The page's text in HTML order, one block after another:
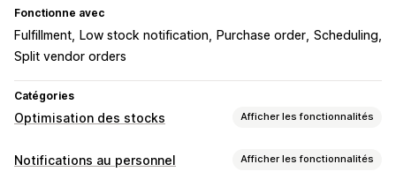
Fonctionne avec
Fulfillment Low stock notification Purchase order Scheduling
Split vendor orders
Catégories
Optimisation des stocks Afficher les fonctionnalités
Gestion des stocks
Notifications au personnel Afficher les fonctionnalités